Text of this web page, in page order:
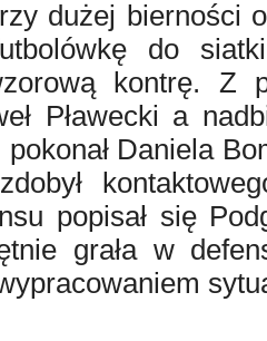
dużej bierności
do
kontrę. Z
Pławecki a
pokonał Daniela
popisał się
grała w